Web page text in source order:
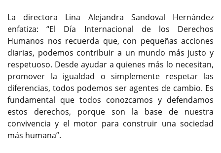
La directora Lina Alejandra Sandoval Hernández
enfatiza: “El Día Internacional de los Derechos
Humanos nos recuerda que, con pequeñas acciones
diarias, podemos contribuir a un mundo más justo y
respetuoso. Desde ayudar a quienes más lo necesitan,
promover la igualdad o simplemente respetar las
diferencias, todos podemos ser agentes de cambio. Es
fundamental que todos conozcamos y defendamos
estos derechos, porque son la base de nuestra
convivencia y el motor para construir una sociedad
más humana”.